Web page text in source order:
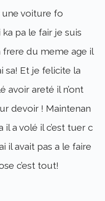
une voiture fo
ka pa le fair je suis
frere du meme age il
sa! Et je felicite la
avoir areté il n’ont
devoir ! Maintenan
il a volé il c’est tuer c
il avait pas a le faire
c’est tout!